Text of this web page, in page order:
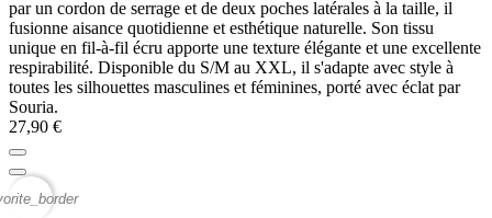
par un cordon de serrage et de deux poches latérales à la taille, il
fusionne aisance quotidienne et esthétique naturelle. Son tissu
unique en fil-à-fil écru apporte une texture élégante et une excellente
respirabilité. Disponible du S/M au XXL, il s'adapte avec style à
toutes les silhouettes masculines et féminines, porté avec éclat par
Souria.
27,90 €